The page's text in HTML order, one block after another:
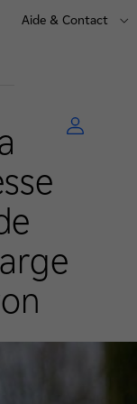
Aide & Contact